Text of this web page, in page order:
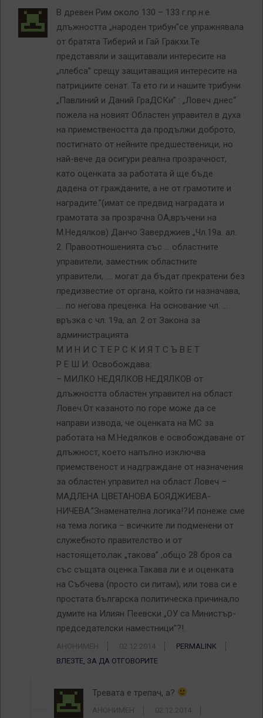
В древен Рим около 130 – 133 г.пр.н.е.
длъжността „народен трибун”се упражнявала
от братята Тиберий и Гай Гракхи.Те
представяли и защитавали интересите на
„плебса” срещу защитаващия интересите на
патрициите сенат. Та ето ги и нашите трибуни
„Павлиний и Даний ГраДСКи” : „Ловеч днес“
пожела на новият Областен управител в духа
на приемствеността да продължи доброто,
постигнато от нейните предшественици, но
най-вече да осигури реална прозрачност,
като оценката за работата й ще бъде
дадена от гражданите, а не от грамотите и
наградите.”(имат се предвид наградата и
грамотата за прозрачна ОА,връчени на
М.Недялков) Данчо Заверджиев „Чл.19а. ал.
2. Правоотношенията със … областните
управители, заместник областните
управители, …. могат да бъдат прекратени без
предизвестие от органа, който ги назначава,
…. по негова преценка. На основание чл. …
връзка с чл. 19а, ал. 2 от Закона за
администрацията
М И Н И С Т Е Р С К И Я Т С Ъ В Е Т
Р Е Ш И: Освобождава:
– МИЛКО НЕДЯЛКОВ НЕДЯЛКОВ от
длъжността областен управител на област
Ловеч.От казаното по горе може да се
направи извода, че оценката на МС за
работата на М.Недялков е освобождаване от
длъжност, което напълно изключва
приемственост и надграждане от назначения
за областен управител на област Ловеч –
МАДЛЕНА ЦВЕТАНОВА БОЯДЖИЕВА-
НИЧЕВА.”Знаменателна логика!?И понеже сме
на тема логика – всичките ли подменени от
служебното правителство и от
настоящето,пак „такова” ,общо 28 броя са
със същата оценка.Такава ли е и оценката
на Събчева (просто си питам), или това си е
простата българска политическа причина,по
думите на Илиян Пеевски „ОУ са Министър-
председателски наместници”?!.
АНОНИМЕН 02.12.2014
PERMALINK
ВЛЕЗТЕ, ЗА ДА ОТГОВОРИТЕ
Тревата е трепач, а?
АНОНИМЕН
02.12.2014